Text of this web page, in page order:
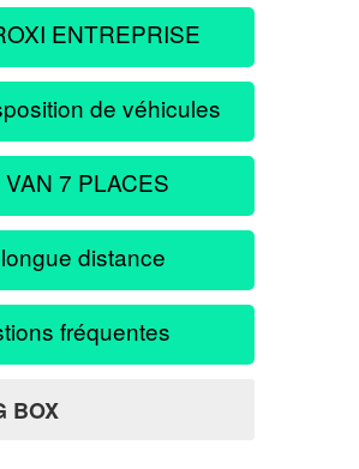
ENTREPRISE
de véhicules
VAN 7 PLACES
distance
fréquentes
BOX